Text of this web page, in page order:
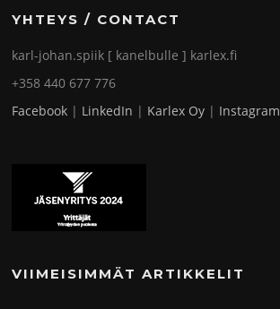
YHTEYS / CONTACT
karl-johan.spiik [ kanelbulle ] karlex.fi
+358 440 677 776
Facebook | LinkedIn | Karlex Oy | Instagram
VIIMEISIMMÄT ARTIKKELIT